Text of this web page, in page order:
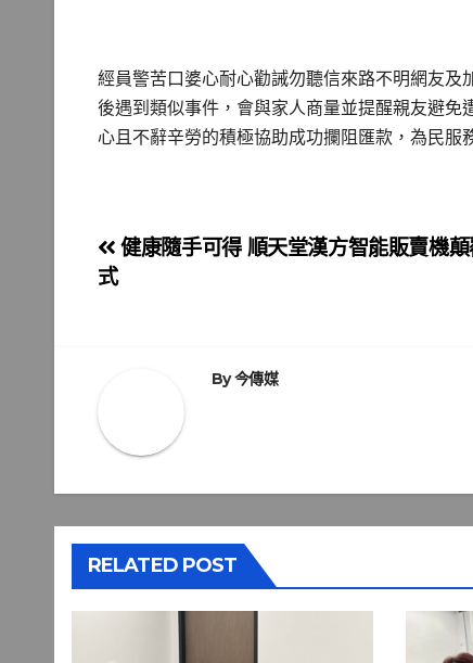
經員警苦口婆心耐心勸誡勿聽信來路不明網友及
後遇到類似事件，會與家人商量並提醒親友避
心且不辭辛勞的積極協助成功攔阻匯款，為民服
文
章
健康隨手可得 順天堂漢方智能販賣機
式
By今傳媒
RELATED POST